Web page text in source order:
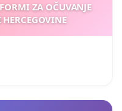
ZA OČUVANJE